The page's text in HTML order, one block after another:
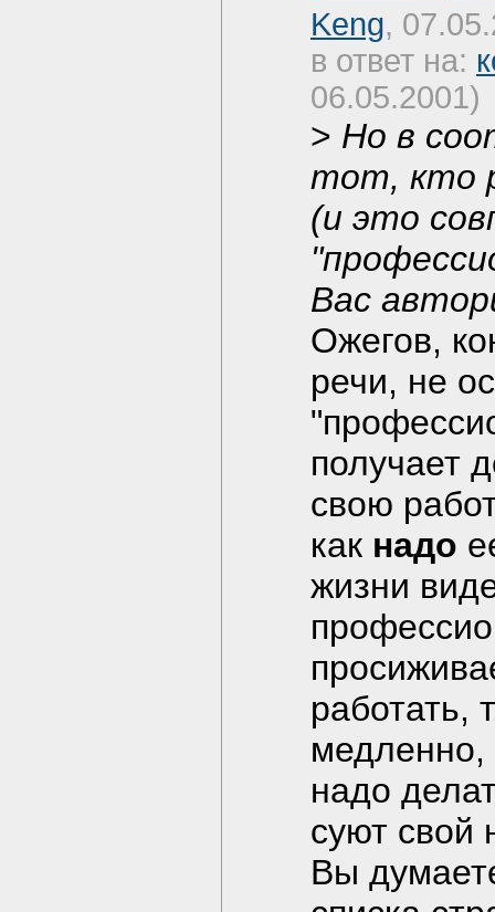
Keng,
в ответ на:
06.05.2001)
> Но в
тот, кто
(и это
Вас
Ожегов,
речи, не
получает
свою
как надо
жизни
работать,
медленно,
надо
суют свой
Вы